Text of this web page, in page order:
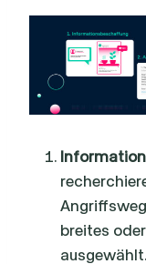
breites